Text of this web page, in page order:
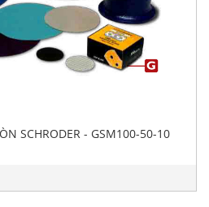
SCHRODER - GSM100-50-10